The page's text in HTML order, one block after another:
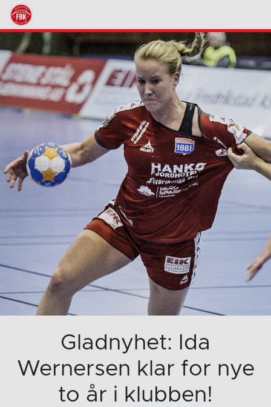
Gladnyhet: Ida
Wernersen klar for nye
to år i klubben!